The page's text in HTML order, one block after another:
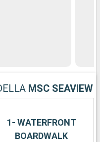
MSC SEAVIEW
1- WATERFRONT
BOARDWALK